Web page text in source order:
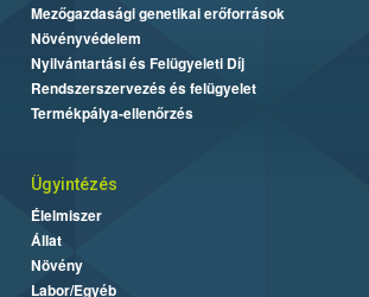
Mezőgazdasági genetikai erőforrások
Növényvédelem
Nyilvántartási és Felügyeleti Díj
Rendszerszervezés és felügyelet
Termékpálya-ellenőrzés
Ügyintézés
Élelmiszer
Állat
Növény
Labor/Egyéb